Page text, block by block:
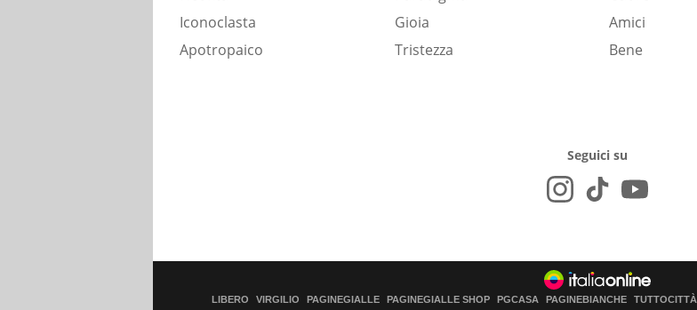
Iconoclasta
Apotropaico
Gioia
Tristezza
Amici
Bene
Seguici su
LIBERO VIRGILIO PAGINEGIALLE PAGINEGIALLE SHOP PGCASA PAGINEBIANCHE TUTTOCITTÀ